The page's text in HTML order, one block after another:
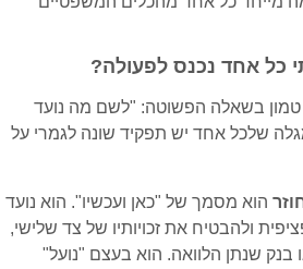
אחד נכנס לפעולה?
טמון בשאלה הפשוטה: "לשם מה נועד
שלכל אחד יש תפקיד שונה לגמרי על
הוא מסמך של "כאן ועכשיו". הוא נועד
ולהבטיח את זכויותיו של צד שלישי,
בנק שנתן הלוואה. הוא בעצם "נועל"